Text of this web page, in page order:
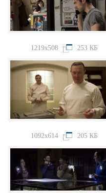
1219x508 253 КБ
1092x614 205 КБ